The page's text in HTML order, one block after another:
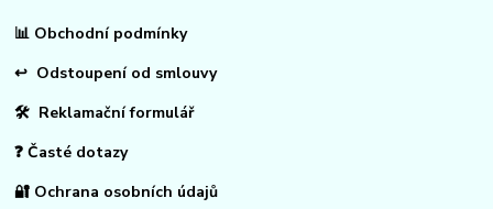
📊 Obchodní podmínky
↩ Odstoupení od smlouvy
🛠 Reklamační formulář
❓ Časté dotazy
🔐 Ochrana osobních údajů